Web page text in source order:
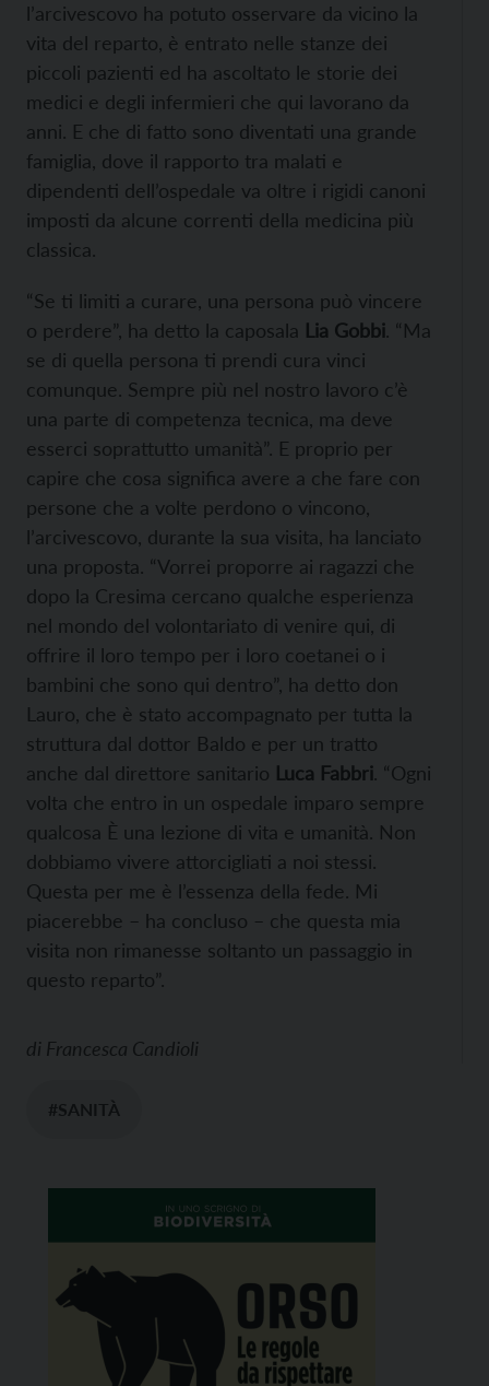
l’arcivescovo ha potuto osservare da vicino la
vita del reparto, è entrato nelle stanze dei
piccoli pazienti ed ha ascoltato le storie dei
medici e degli infermieri che qui lavorano da
anni. E che di fatto sono diventati una grande
famiglia, dove il rapporto tra malati e
dipendenti dell’ospedale va oltre i rigidi canoni
imposti da alcune correnti della medicina più
classica.
“Se ti limiti a curare, una persona può vincere
o perdere”, ha detto la caposala Lia Gobbi. “Ma
se di quella persona ti prendi cura vinci
comunque. Sempre più nel nostro lavoro c’è
una parte di competenza tecnica, ma deve
esserci soprattutto umanità”. E proprio per
capire che cosa significa avere a che fare con
persone che a volte perdono o vincono,
l’arcivescovo, durante la sua visita, ha lanciato
una proposta. “Vorrei proporre ai ragazzi che
dopo la Cresima cercano qualche esperienza
nel mondo del volontariato di venire qui, di
offrire il loro tempo per i loro coetanei o i
bambini che sono qui dentro”, ha detto don
Lauro, che è stato accompagnato per tutta la
struttura dal dottor Baldo e per un tratto
anche dal direttore sanitario Luca Fabbri. “Ogni
volta che entro in un ospedale imparo sempre
qualcosa È una lezione di vita e umanità. Non
dobbiamo vivere attorcigliati a noi stessi.
Questa per me è l’essenza della fede. Mi
piacerebbe – ha concluso – che questa mia
visita non rimanesse soltanto un passaggio in
questo reparto”.
di Francesca Candioli
#SANITÀ